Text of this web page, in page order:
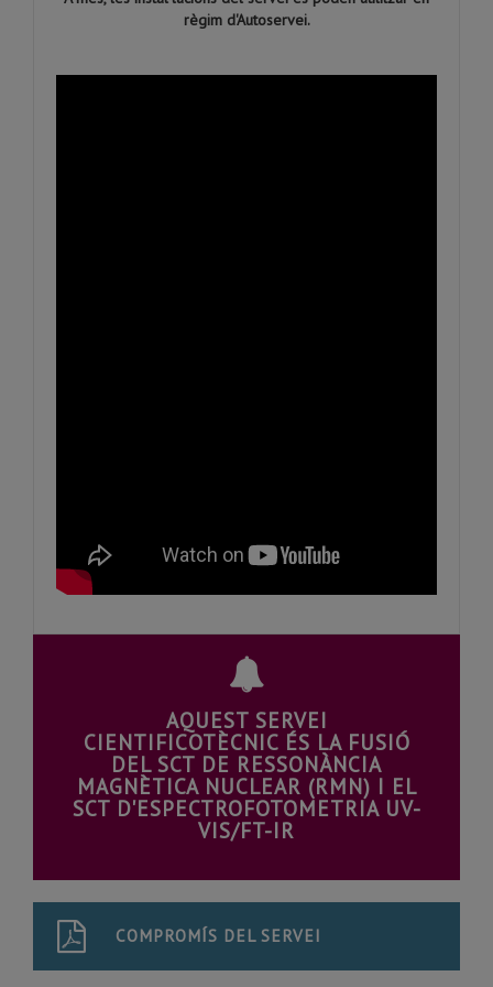
règim d'Autoservei.
AQUEST SERVEI
CIENTIFICOTÈCNIC ÉS LA FUSIÓ
DEL SCT DE RESSONÀNCIA
MAGNÈTICA NUCLEAR (RMN) I EL
SCT D'ESPECTROFOTOMETRIA UV-
VIS/FT-IR
COMPROMÍS DEL SERVEI